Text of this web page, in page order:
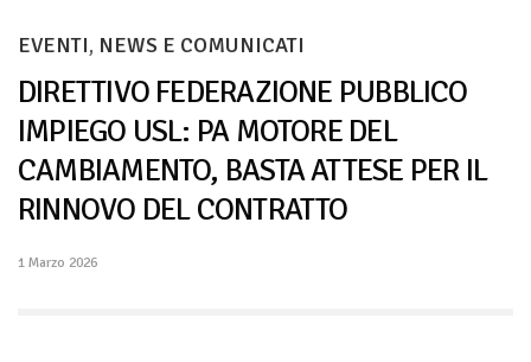
EVENTI, NEWS E COMUNICATI
DIRETTIVO FEDERAZIONE PUBBLICO
IMPIEGO USL: PA MOTORE DEL
CAMBIAMENTO, BASTA ATTESE PER IL
RINNOVO DEL CONTRATTO
1 Marzo 2026